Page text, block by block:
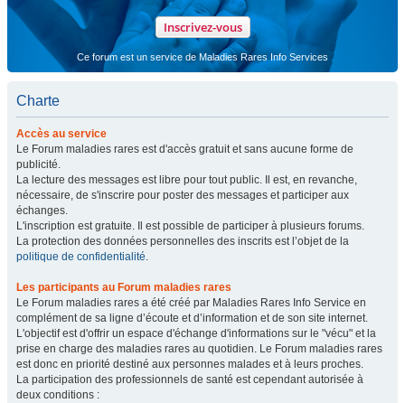
Inscrivez-vous
Ce forum est un service de Maladies Rares Info Services
Charte
Accès au service
Le Forum maladies rares est d'accès gratuit et sans aucune forme de
publicité.
La lecture des messages est libre pour tout public. Il est, en revanche,
nécessaire, de s'inscrire pour poster des messages et participer aux
échanges.
L'inscription est gratuite. Il est possible de participer à plusieurs forums.
La protection des données personnelles des inscrits est l’objet de la
politique de confidentialité.
Les participants au Forum maladies rares
Le Forum maladies rares a été créé par Maladies Rares Info Service en
complément de sa ligne d’écoute et d’information et de son site internet.
L'objectif est d'offrir un espace d'échange d'informations sur le "vécu" et la
prise en charge des maladies rares au quotidien. Le Forum maladies rares
est donc en priorité destiné aux personnes malades et à leurs proches.
La participation des professionnels de santé est cependant autorisée à
deux conditions :